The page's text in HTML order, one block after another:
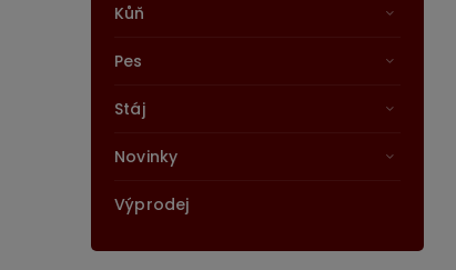
Kůň
Pes
Stáj
Novinky
Výprodej